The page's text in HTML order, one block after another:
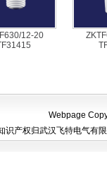
12-20
Webpage
识产权归武汉飞特电气有